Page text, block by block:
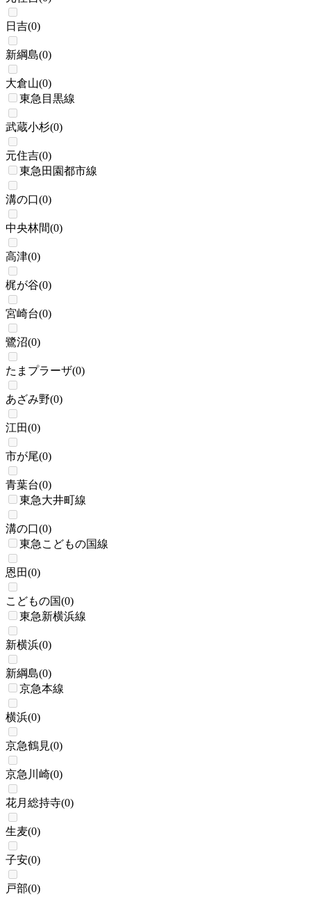
日吉(0)
新綱島(0)
大倉山(0)
東急目黒線
武蔵小杉(0)
元住吉(0)
東急田園都市線
溝の口(0)
中央林間(0)
高津(0)
梶が谷(0)
宮崎台(0)
鷺沼(0)
たまプラーザ(0)
あざみ野(0)
江田(0)
市が尾(0)
青葉台(0)
東急大井町線
溝の口(0)
東急こどもの国線
恩田(0)
こどもの国(0)
東急新横浜線
新横浜(0)
新綱島(0)
京急本線
横浜(0)
京急鶴見(0)
京急川崎(0)
花月総持寺(0)
生麦(0)
子安(0)
戸部(0)